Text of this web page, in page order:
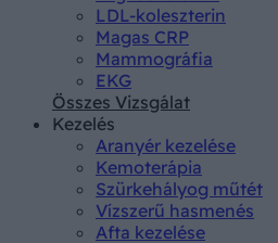
LDL-koleszterin
Magas CRP
Mammográfia
EKG
Összes Vizsgálat
Kezelés
Aranyér kezelése
Kemoterápia
Szürkehályog műtét
Vízszerű hasmenés
Afta kezelése